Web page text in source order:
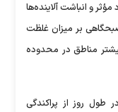
و انباشت آلاینده‌ها
بر میزان غلظت
مناطق در محدوده
روز از پراکندگی